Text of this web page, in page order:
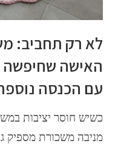
לא רק תחביב:
האישה שחיפשה
עם הכנסה נוספת של 3,850
כשיש חוסר יציבות
מניבה משכורת מספיק